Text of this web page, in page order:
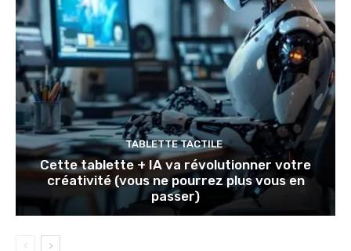
TABLETTE TACTILE
Cette tablette + IA va révolutionner votre
créativité (vous ne pourrez plus vous en
passer)